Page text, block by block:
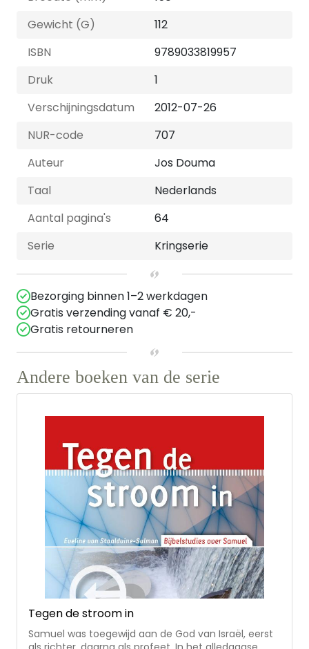
Gewicht (G)
112
ISBN
9789033819957
Druk
1
Verschijningsdatum
2012-07-26
NUR-code
707
Auteur
Jos Douma
Taal
Nederlands
Aantal pagina's
64
Serie
Kringserie
Bezorging binnen 1–2 werkdagen
Gratis verzending vanaf € 20,-
Gratis retourneren
Andere boeken van de serie
Tegen de stroom in
Samuel was toegewijd aan de God van Israël, eerst